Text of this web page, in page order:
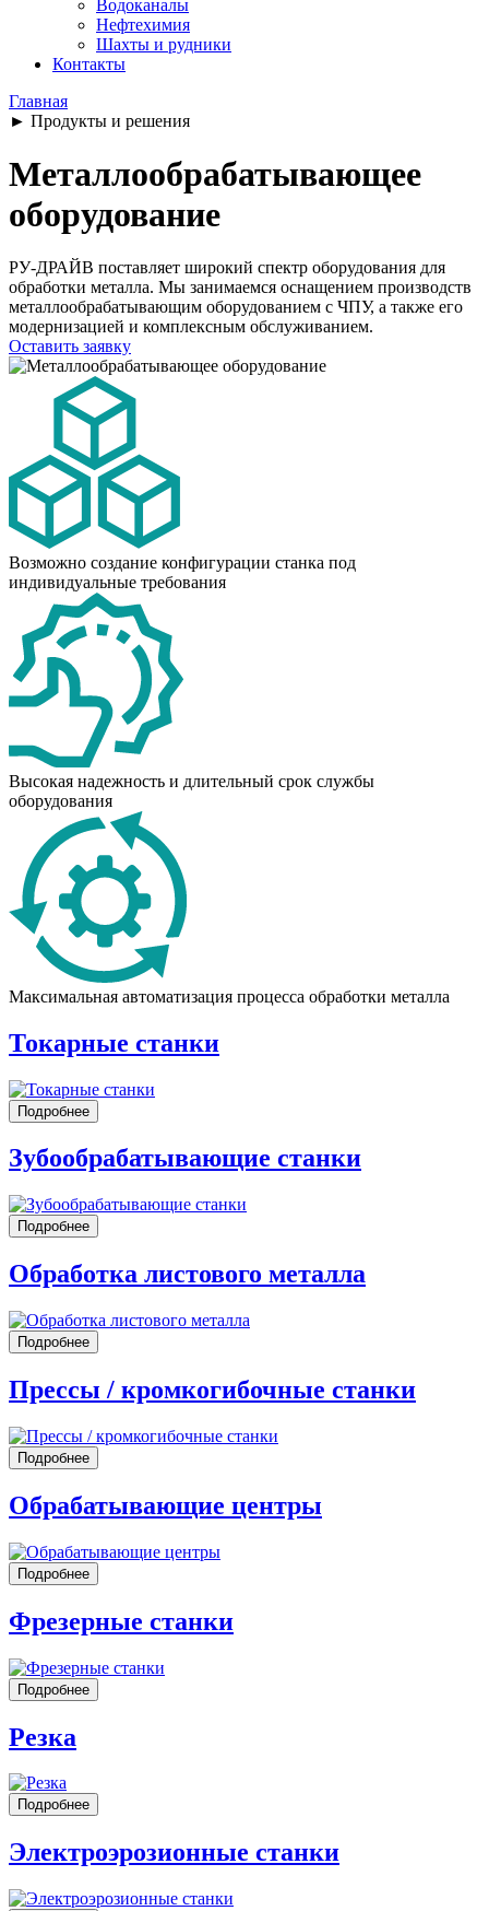
Водоканалы
Нефтехимия
Шахты и рудники
Контакты
Главная
► Продукты и решения
Металлообрабатывающее
оборудование
РУ-ДРАЙВ поставляет широкий спектр оборудования для
обработки металла. Мы занимаемся оснащением производств
металлообрабатывающим оборудованием с ЧПУ, а также его
модернизацией и комплексным обслуживанием.
Оставить заявку
Возможно создание конфигурации станка под
индивидуальные требования
Высокая надежность и длительный срок службы
оборудования
Максимальная автоматизация процесса обработки металла
Токарные станки
Подробнее
Зубообрабатывающие станки
Подробнее
Обработка листового металла
Подробнее
Прессы / кромкогибочные станки
Подробнее
Обрабатывающие центры
Подробнее
Фрезерные станки
Подробнее
Резка
Подробнее
Электроэрозионные станки